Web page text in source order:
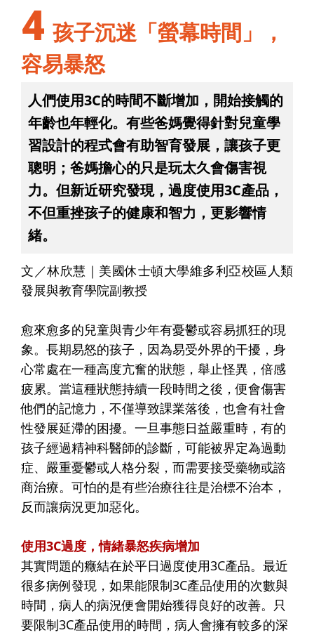
4 孩子沉迷「螢幕時間」，
容易暴怒
人們使用3C的時間不斷增加，開始接觸的
年齡也年輕化。有些爸媽覺得針對兒童學
習設計的程式會有助智育發展，讓孩子更
聰明；爸媽擔心的只是玩太久會傷害視
力。但新近研究發現，過度使用3C產品，
不但重挫孩子的健康和智力，更影響情
緒。
文／林欣慧｜美國休士頓大學維多利亞校區人類
發展與教育學院副教授
愈來愈多的兒童與青少年有憂鬱或容易抓狂的現
象。長期易怒的孩子，因為易受外界的干擾，身
心常處在一種高度亢奮的狀態，舉止怪異，倍感
疲累。當這種狀態持續一段時間之後，便會傷害
他們的記憶力，不僅導致課業落後，也會有社會
性發展延滯的困擾。一旦事態日益嚴重時，有的
孩子經過精神科醫師的診斷，可能被界定為過動
症、嚴重憂鬱或人格分裂，而需要接受藥物或諮
商治療。可怕的是有些治療往往是治標不治本，
反而讓病況更加惡化。
使用3C過度，情緒暴怒疾病增加
其實問題的癥結在於平日過度使用3C產品。最近
很多病例發現，如果能限制3C產品使用的次數與
時間，病人的病況便會開始獲得良好的改善。只
要限制3C產品使用的時間，病人會擁有較多的深